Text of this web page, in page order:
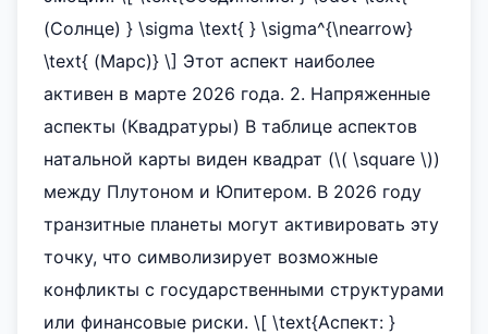
(Солнце) } \sigma \text{ } \sigma^{\nearrow}
\text{ (Марс)} \] Этот аспект наиболее
активен в марте 2026 года. 2. Напряженные
аспекты (Квадратуры) В таблице аспектов
натальной карты виден квадрат (\( \square \))
между Плутоном и Юпитером. В 2026 году
транзитные планеты могут активировать эту
точку, что символизирует возможные
конфликты с государственными структурами
или финансовые риски. \[ \text{Аспект: }